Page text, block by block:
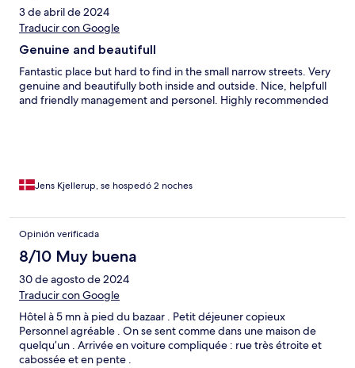
3 de abril de 2024
Traducir con Google
Genuine and beautifull
Fantastic place but hard to find in the small narrow streets. Very
genuine and beautifully both inside and outside. Nice, helpfull
and friendly management and personel. Highly recommended
Jens Kjellerup, se hospedó 2 noches
Opinión verificada
8/10 Muy buena
30 de agosto de 2024
Traducir con Google
Hôtel à 5 mn à pied du bazaar . Petit déjeuner copieux
Personnel agréable . On se sent comme dans une maison de
quelqu’un . Arrivée en voiture compliquée : rue très étroite et
cabossée et en pente .